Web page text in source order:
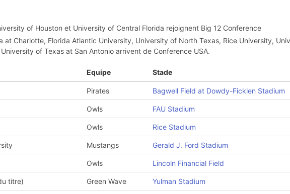
of Houston et University of Central Florida rejoignent Big 12 Conference
at Charlotte, Florida Atlantic University, University of North Texas, Rice University,
of Texas at San Antonio arrivent de Conference USA.
Equipe Stade
Pirates Bagwell Field at Dowdy-Ficklen Stadium
Owls FAU Stadium
Owls Rice Stadium
Mustangs Gerald J. Ford Stadium
Owls Lincoln Financial Field
titre) Green Wave Yulman Stadium